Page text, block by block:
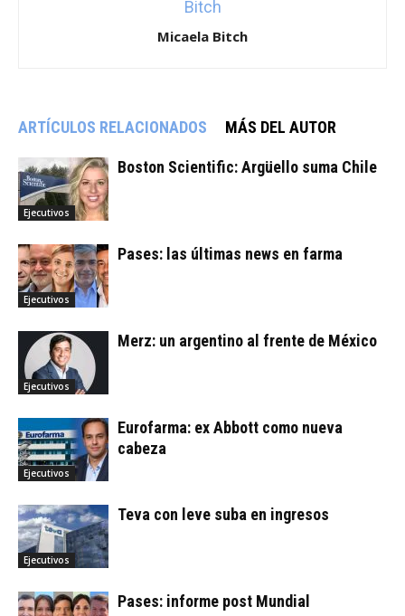
Micaela Bitch
ARTÍCULOS RELACIONADOS MÁS DEL AUTOR
Ejecutivos
Boston Scientific: Argüello suma Chile
Ejecutivos
Pases: las últimas news en farma
Ejecutivos
Merz: un argentino al frente de México
Ejecutivos
Eurofarma: ex Abbott como nueva
cabeza
Ejecutivos
Teva con leve suba en ingresos
Pases: informe post Mundial